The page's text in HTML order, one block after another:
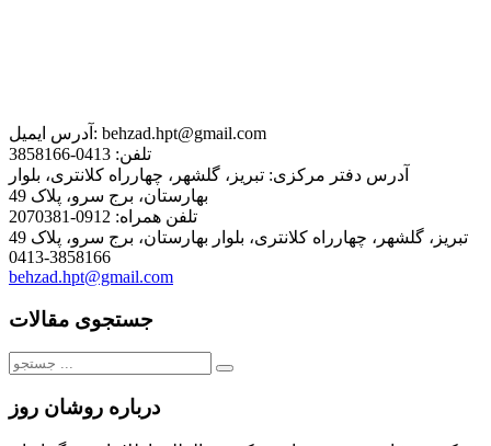
آدرس ایمیل: behzad.hpt@gmail.com
تلفن: 0413-3858166
آدرس دفتر مرکزی: تبریز، گلشهر، چهارراه کلانتری، بلوار
بهارستان، برج سرو، پلاک 49
تلفن همراه: 0912-2070381
تبریز، گلشهر، چهارراه کلانتری، بلوار بهارستان، برج سرو، پلاک 49
0413-3858166
behzad.hpt@gmail.com
جستجوی مقالات
جستجو
درباره روشان روز